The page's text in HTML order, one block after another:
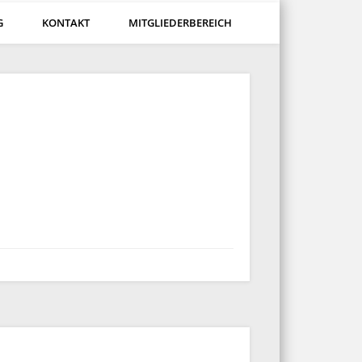
KONTAKT MITGLIEDERBEREICH